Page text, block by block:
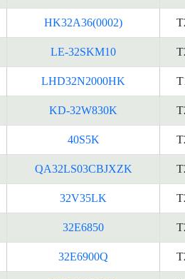
HK32A36(0002)
LE-32SKM10
LHD32N2000HK
KD-32W830K
40S5K
QA32LS03CBJXZK
32V35LK
32E6850
32E6900Q